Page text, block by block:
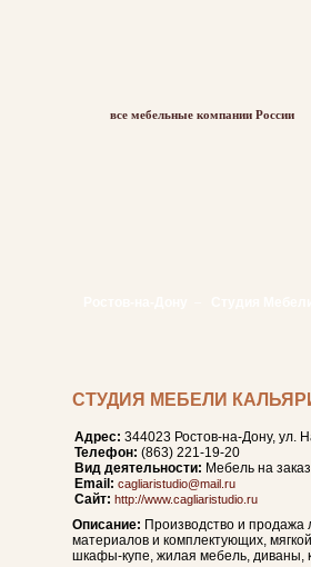
все мебельные компании России
СТУДИЯ МЕБЕЛИ
Адрес: 344023 Ростов-на-Дону, ул.
Телефон: (863) 221-19-20
Вид деятельности: Мебель на заказ
Email: cagliaristudio@mail.ru
Сайт: http://www.cagliaristudio.ru
Описание: Производство и продажа
материалов и комплектующих,
шкафы-купе, жилая мебель, диваны,